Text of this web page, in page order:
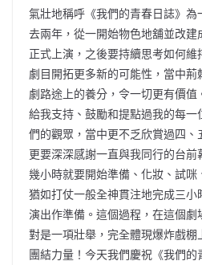
氣壯地稱呼《我們的青春日誌》
去兩年，從一開始物色地舖並改
正式上演，之後要持續思考如何
劇目開拓更多新的可能性，當中
劇路途上的養分，令一切更有價
給我支持、鼓勵和提點過我的每
們的觀眾，當中更不乏欣賞過四
更要深深感謝一直與我同行的台
幾小時就要開始準備、化妝、試
猶如打仗一般全神貫注地完成三
演出作準備。這個過程，在這個
對是一項壯舉，完全體現爆炸戲
團結力量！今天我們慶祝《我們